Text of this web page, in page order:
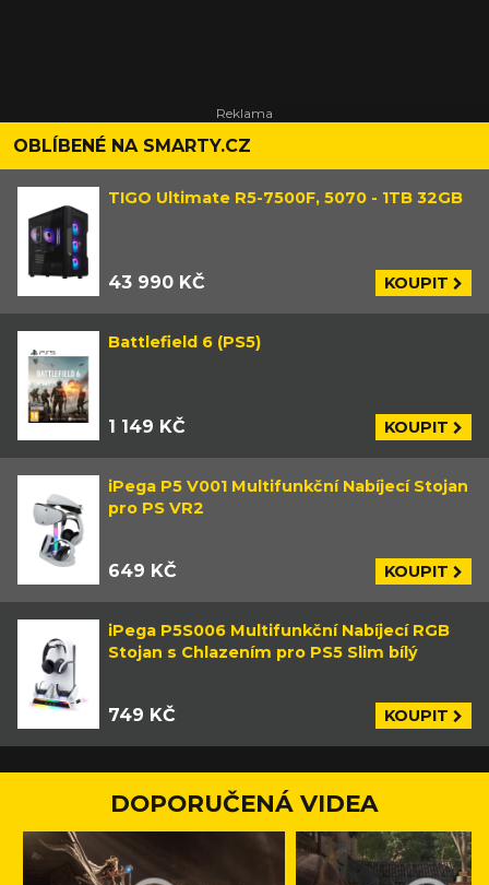
OBLÍBENÉ NA SMARTY.CZ
TIGO Ultimate R5-7500F, 5070 - 1TB 32GB
43 990 KČ KOUPIT
Battlefield 6 (PS5)
1 149 KČ KOUPIT
iPega P5 V001 Multifunkční Nabíjecí Stojan
pro PS VR2
649 KČ KOUPIT
iPega P5S006 Multifunkční Nabíjecí RGB
Stojan s Chlazením pro PS5 Slim bílý
749 KČ KOUPIT
DOPORUČENÁ VIDEA